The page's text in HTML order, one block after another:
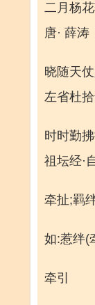
二月杨
唐· 薛涛
晓随天
左省杜拾
时时勤
祖坛经·
牵扯;羁绊
如:惹绊(
牵引